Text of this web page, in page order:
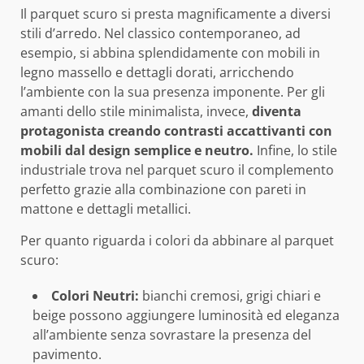
Il parquet scuro si presta magnificamente a diversi
stili d’arredo. Nel classico contemporaneo, ad
esempio, si abbina splendidamente con mobili in
legno massello e dettagli dorati, arricchendo
l’ambiente con la sua presenza imponente. Per gli
amanti dello stile minimalista, invece, diventa
protagonista creando contrasti accattivanti con
mobili dal design semplice e neutro. Infine, lo stile
industriale trova nel parquet scuro il complemento
perfetto grazie alla combinazione con pareti in
mattone e dettagli metallici.
Per quanto riguarda i colori da abbinare al parquet
scuro:
Colori Neutri: bianchi cremosi, grigi chiari e
beige possono aggiungere luminosità ed eleganza
all’ambiente senza sovrastare la presenza del
pavimento.